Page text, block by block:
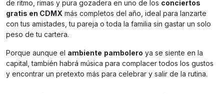
de ritmo, rimas y pura gozadera en uno de los conciertos
gratis en CDMX más completos del año, ideal para lanzarte
con tus amistades, tu pareja o toda la familia sin gastar un solo
peso de tu cartera.
Porque aunque el ambiente pambolero ya se siente en la
capital, también habrá música para complacer todos los gustos
y encontrar un pretexto más para celebrar y salir de la rutina.